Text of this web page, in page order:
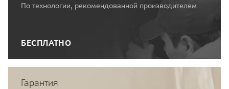
По технологии, рекомендованной производителем
БЕСПЛАТНО
Гарантия